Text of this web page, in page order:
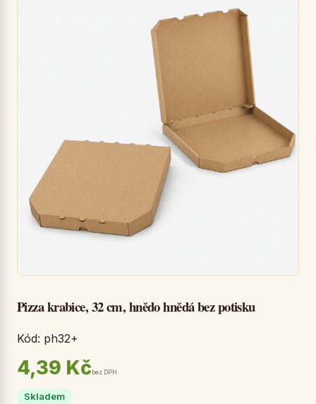
Pizza krabice, 32 cm, hnědo hnědá bez potisku
Kód: ph32+
4,39 Kčbez DPH
Skladem